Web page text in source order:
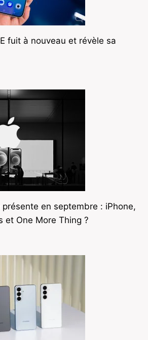
fuit à nouveau et révèle sa
présente en septembre : iPhone,
et One More Thing ?